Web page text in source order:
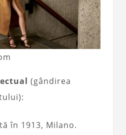
(gândirea
în 1913, Milano.